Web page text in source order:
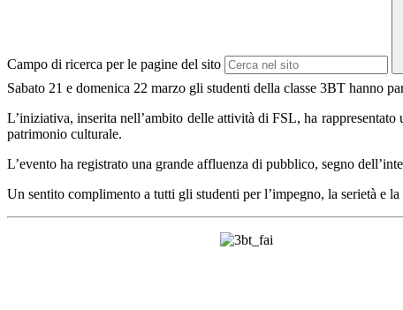
Campo di ricerca per le pagine del sito
Sabato 21 e domenica 22 marzo gli studenti della classe 3BT hanno
L’iniziativa, inserita nell’ambito delle attività di FSL, ha
patrimonio culturale.
L’evento ha registrato una grande affluenza di pubblico, segno
Un sentito complimento a tutti gli studenti per l’impegno, la serietà e la